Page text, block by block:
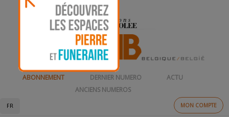
MON COMPTE
FR
ABONNEMENT DERNIER NUMERO
ACTU
ANCIENS NUMEROS